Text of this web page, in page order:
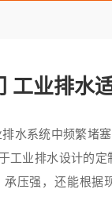
工业排水
水系统中频繁堵
工业排水设计的
压强，还能根据